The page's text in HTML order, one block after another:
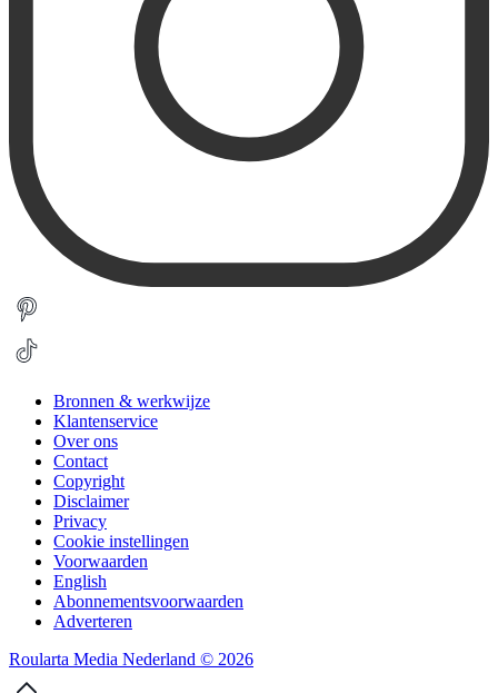
Bronnen & werkwijze
Klantenservice
Over ons
Contact
Copyright
Disclaimer
Privacy
Cookie instellingen
Voorwaarden
English
Abonnementsvoorwaarden
Adverteren
Roularta Media Nederland © 2026